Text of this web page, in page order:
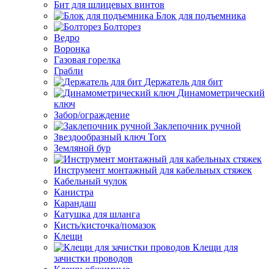
Бит для шлицевых винтов
Блок для подъемника
Болторез
Ведро
Воронка
Газовая горелка
Грабли
Держатель для бит
Динамометрический
ключ
Забор/ограждение
Заклепочник ручной
Звездообразный ключ Torx
Земляной бур
Инструмент монтажный для кабельных стяжек
Кабельный чулок
Канистра
Карандаш
Катушка для шланга
Кисть/кисточка/помазок
Клещи
Клещи для
зачистки проводов